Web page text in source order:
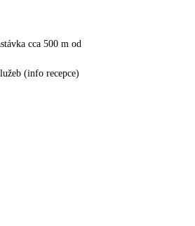
cca 500 m od
(info recepce)